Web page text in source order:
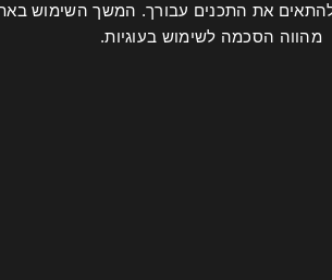
את התכנים עבורך. המשך השימוש באתר
הסכמה לשימוש בעוגיות.